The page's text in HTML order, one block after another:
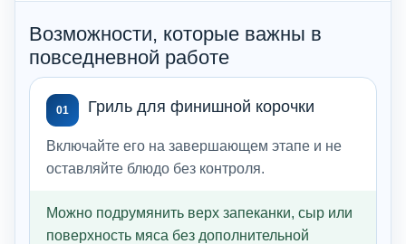
Возможности, которые важны в
повседневной работе
01 Гриль для финишной корочки
Включайте его на завершающем этапе и не
оставляйте блюдо без контроля.
Можно подрумянить верх запеканки, сыр или
поверхность мяса без дополнительной